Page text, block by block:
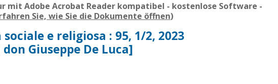
mit Adobe Acrobat Reader kompatibel - kostenlose Software -
Sie, wie Sie die Dokumente öffnen)
e religiosa : 95, 1/2, 2023
Giuseppe De Luca]